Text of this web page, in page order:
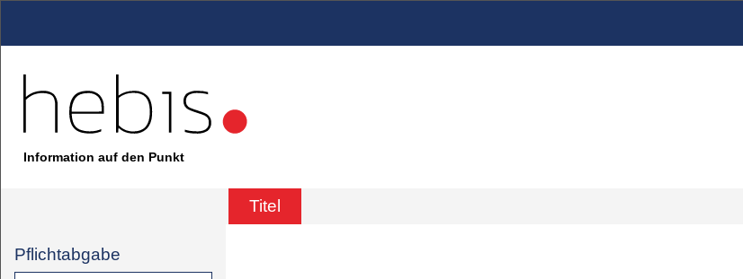
Information auf den Punkt
Titel
Pflichtabgabe